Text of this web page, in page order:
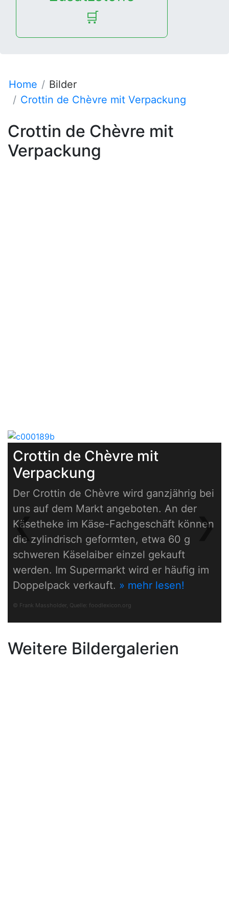
🛒
Home
Bilder
Crottin de Chèvre mit Verpackung
Crottin de Chèvre mit
Verpackung
Crottin de Chèvre mit
Verpackung
Der Crottin de Chèvre wird ganzjährig bei
uns auf dem Markt angeboten. An der
Käsetheke im Käse-Fachgeschäft können
die zylindrisch geformten, etwa 60 g
schweren Käselaiber einzel gekauft
werden. Im Supermarkt wird er häufig im
Doppelpack verkauft. » mehr lesen!
© Frank Massholder, Quelle: foodlexicon.org
❮ ❯
Weitere Bildergalerien